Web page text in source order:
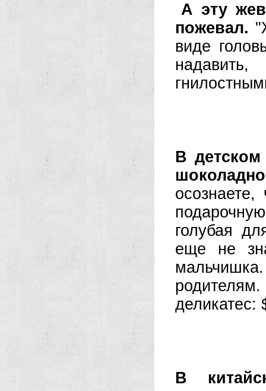
А эту
пожевал.
виде
В детском
голубая
еще не
деликатес:
В